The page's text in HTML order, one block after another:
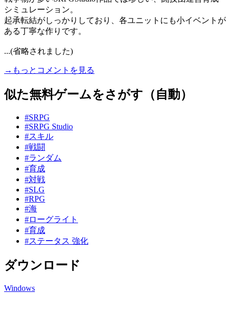
シミュレーション。
起承転結がしっかりしており、各ユニットにも小イベントが
ある丁寧な作りです。
...(省略されました)
→もっとコメントを見る
似た無料ゲームをさがす（自動）
#SRPG
#SRPG Studio
#スキル
#戦闘
#ランダム
#育成
#対戦
#SLG
#RPG
#海
#ローグライト
#育成
#ステータス 強化
ダウンロード
Windows